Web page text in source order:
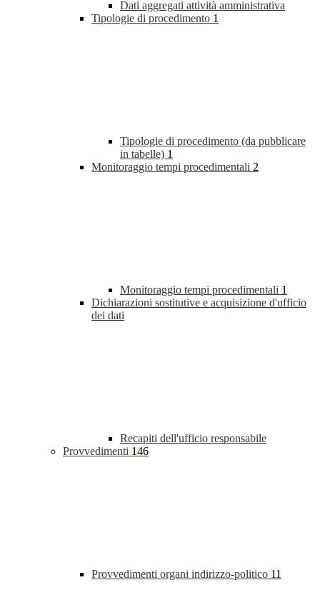
Dati aggregati attività amministrativa
Tipologie di procedimento 1
Tipologie di procedimento (da pubblicare
in tabelle) 1
Monitoraggio tempi procedimentali 2
Monitoraggio tempi procedimentali 1
Dichiarazioni sostitutive e acquisizione d'ufficio
dei dati
Recapiti dell'ufficio responsabile
Provvedimenti 146
Provvedimenti organi indirizzo-politico 11